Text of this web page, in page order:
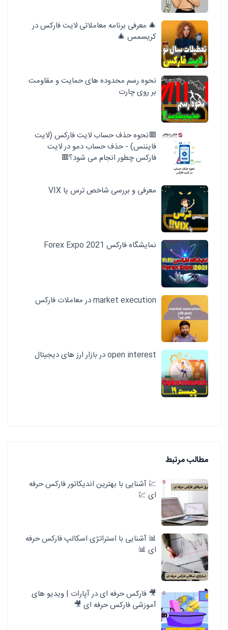
🎄 معرفی برنامه معاملاتی لایت فارکس در
کریسمس 🎄
نحوه رسم محدوده های حمایت و مقاومت
بر روی چارت
🟥نحوه حذف حساب لایت فارکس (لایت
فایننس) - حذف حساب دمو در لایت
فارکس چطور انجام می شود؟🟥
معرفی و بررسی شاخص ترس یا VIX
نمایشگاه فارکس 2021 Forex Expo
market execution در معاملات فارکس
open interest در بازار ارز های دیجیتال
مطالب مرتبط
💹 آشنایی با بهترین اندیکاتور فارکس حرفه
ای 💹
📊 آشنایی با استراتژی اسکالپ فارکس حرفه
ای 📊
🎥 فارکس حرفه ای در آپارات | ویدیو های
آموزشی فارکس حرفه ای 🎥